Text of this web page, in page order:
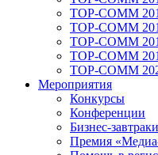
TOP-COMM
TOP-COMM
TOP-COMM
TOP-COMM
TOP-COMM
Мероприятия
Конкурсы
Конференции
Бизнес-завтраки
Премия